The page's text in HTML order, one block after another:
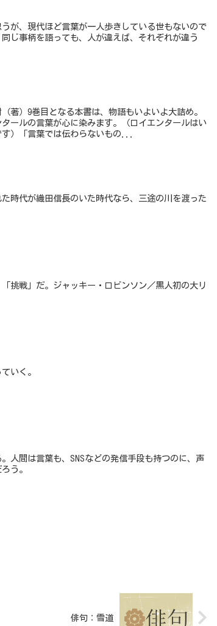
が、現代ほど言葉が一人歩きしている世もないので
じ事柄を語っても、人が違えば、それぞれが違う
）9巻目となる本書は、物語もいよいよ大詰め。
ールの言葉が心に染みます。（ロイエンタールはい
）「言葉では伝わらないもの...
時代が織田信長のいた時代なら、三途の川を渡った
挑戦」だ。ジャッキー・ロビンソン／黒人初の大リ
いく。
人間は言葉も、SNSなどの発信手段も持つのに、声
う。
俳句：雪道